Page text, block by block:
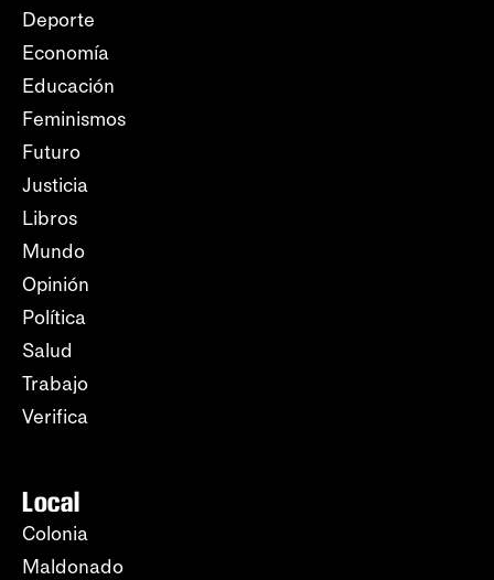
Deporte
Economía
Educación
Feminismos
Futuro
Justicia
Libros
Mundo
Opinión
Política
Salud
Trabajo
Verifica
Local
Colonia
Maldonado